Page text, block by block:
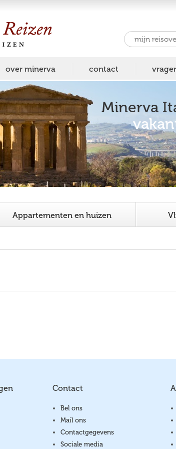
mijn
over minerva contact
Minerva
Appartementen en huizen
Contact
Bel ons
Mail ons
Contactgegevens
Sociale media